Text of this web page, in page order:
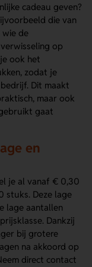
cadeau geven?
die van
wie de
op
ook het
zodat je
Dit maakt
maar ook
gaat
en
je al vanaf € 0,30
stuks. Deze lage
lage aantallen
Dankzij
bij grotere
na akkoord op
direct contact